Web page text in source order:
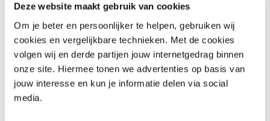
Deze website maakt gebruik van cookies
Om je beter en persoonlijker te helpen, gebruiken wij
cookies en vergelijkbare technieken. Met de cookies
volgen wij en derde partijen jouw internetgedrag binnen
onze site. Hiermee tonen we advertenties op basis van
jouw interesse en kun je informatie delen via social
media.